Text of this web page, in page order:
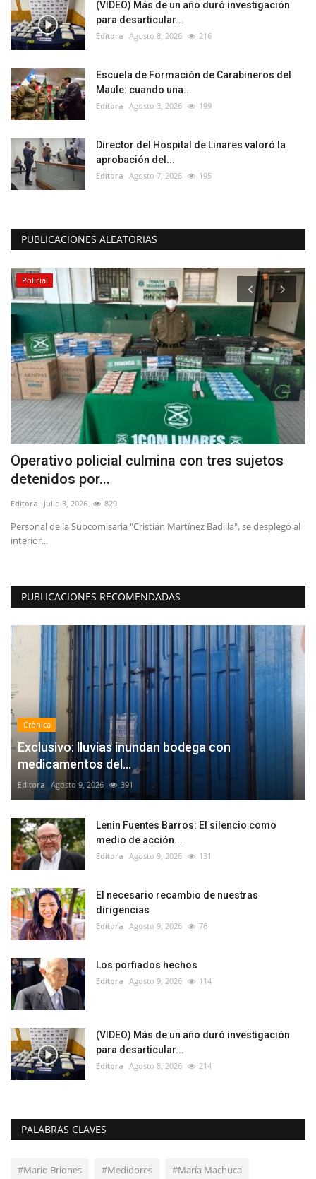
(VIDEO) Más de un año duró investigación
para desarticular...
Editora Agosto 8, 2026 216
Escuela de Formación de Carabineros del
Maule: cuando una...
Editora Agosto 3, 2026 199
Director del Hospital de Linares valoró la
aprobación del...
Editora Agosto 7, 2026 195
PUBLICACIONES ALEATORIAS
Policial
Operativo policial culmina con tres sujetos
detenidos por...
Editora Julio 3, 2026 829
Personal de la Subcomisaria "Cristián Martínez Badilla", se desplegó al
interior...
PUBLICACIONES RECOMENDADAS
Crónica
Exclusivo: lluvias inundan bodega con
medicamentos del...
Editora Agosto 9, 2026 391
Lenin Fuentes Barros: El silencio como
medio de acción...
Editora Agosto 9, 2026 131
El necesario recambio de nuestras
dirigencias
Editora Agosto 9, 2026 76
Los porfiados hechos
Editora Agosto 9, 2026 114
(VIDEO) Más de un año duró investigación
para desarticular...
Editora Agosto 8, 2026 214
PALABRAS CLAVES
#Mario Briones #Medidores #María Machuca